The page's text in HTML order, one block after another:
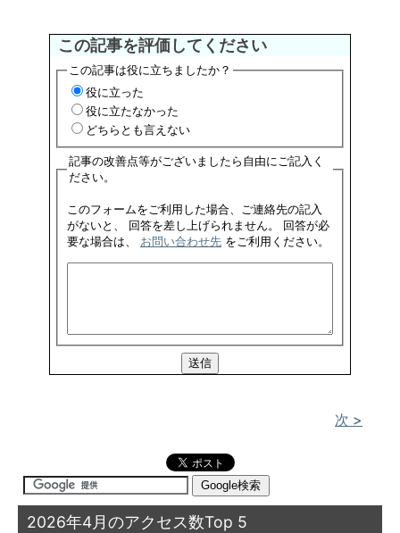
この記事を評価してください
この記事は役に立ちましたか？
役に立った
役に立たなかった
どちらとも言えない
記事の改善点等がございましたら自由にご記入く
ださい。
このフォームをご利用した場合、ご連絡先の記入
がないと、 回答を差し上げられません。 回答が必
要な場合は、 お問い合わせ先 をご利用ください。
次 >
2026年4月のアクセス数Top 5